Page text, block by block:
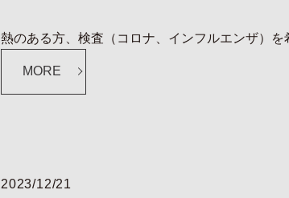
熱のある方、検査（コロナ、インフルエンザ）
MORE
2023/12/21